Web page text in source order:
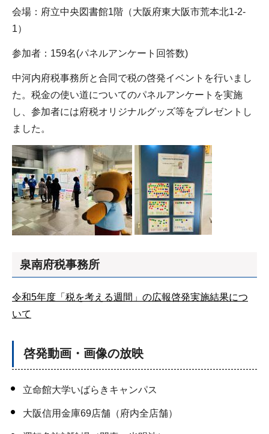
会場：府立中央図書館1階（大阪府東大阪市荒本北1-2-
1）
参加者：159名(パネルアンケート回答数)
中河内府税事務所と合同で税の啓発イベントを行いまし
た。税金の使い道についてのパネルアンケートを実施
し、参加者には府税オリジナルグッズ等をプレゼントし
ました。
泉南府税事務所
令和5年度「税を考える週間」の広報啓発実施結果につ
いて
啓発動画・画像の放映
立命館大学いばらきキャンパス
大阪信用金庫69店舗（府内全店舗）